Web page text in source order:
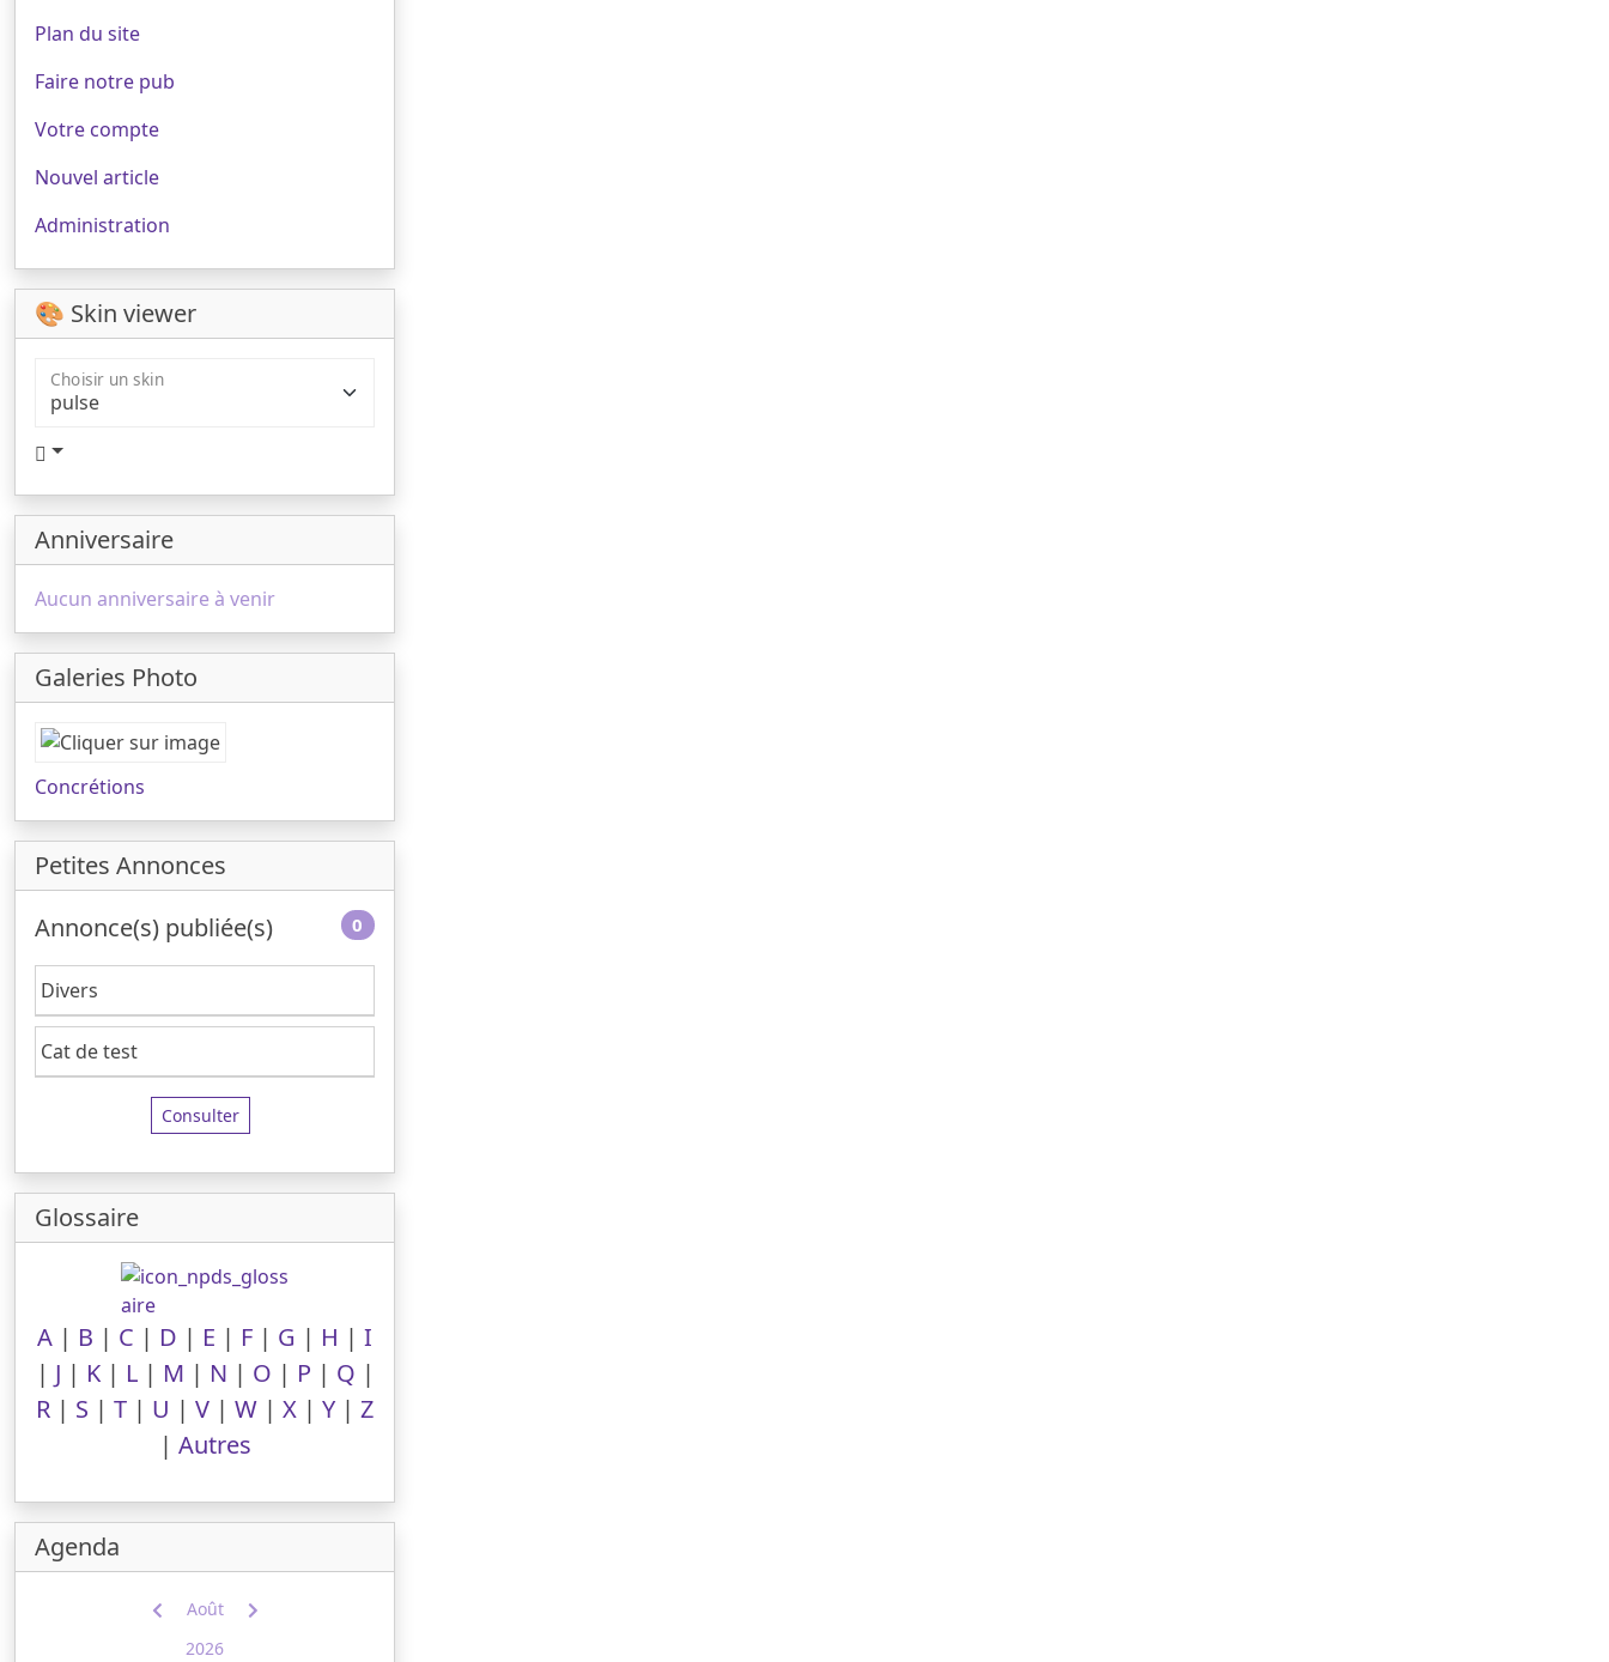
Plan du site
Faire notre pub
Votre compte
Nouvel article
Administration
🎨 Skin viewer
Choisir un skin
Anniversaire
Aucun anniversaire à venir
Galeries Photo
Concrétions
Petites Annonces
0
Annonce(s) publiée(s)
Divers
Cat de test
Consulter
Glossaire
A | B | C | D | E | F | G | H | I
| J | K| L| M | N | O | P | Q |
R | S | T | U | V | W | X | Y | Z
| Autres
Agenda
Août
2026